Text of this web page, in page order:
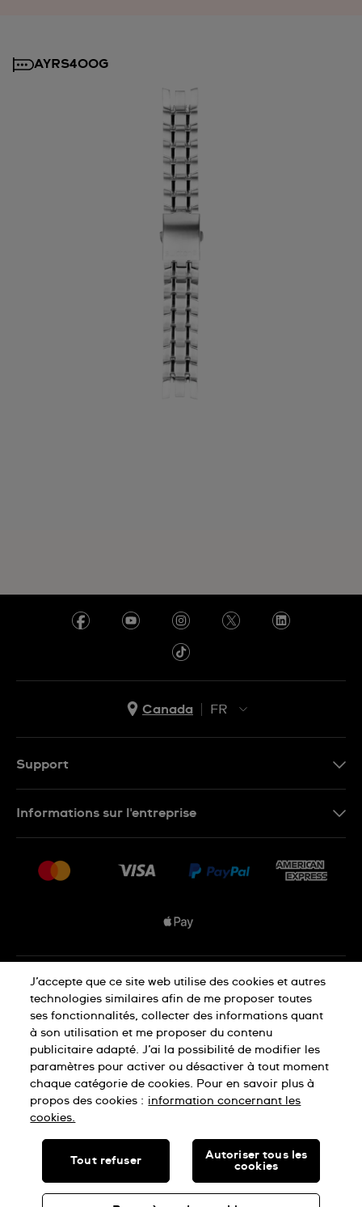
AYRS400G
Canada
FR
Support
Conditions De Vente
Informations sur l'entreprise
Nous rejoindre
Déclaration de confidentialité
Déclaration concernant les cookies
Conditions d'utilisation
SWISS MADE
© SWATCH LTD, 2026 TOUS DROITS RÉSERVÉS : MONTRES
J’accepte que ce site web utilise des cookies et autres
technologies similaires afin de me proposer toutes
ses fonctionnalités, collecter des informations quant
à son utilisation et me proposer du contenu
publicitaire adapté. J’ai la possibilité de modifier les
paramètres pour activer ou désactiver à tout moment
chaque catégorie de cookies. Pour en savoir plus à
propos des cookies : information concernant les
cookies.
Tout refuser
Autoriser tous les
cookies